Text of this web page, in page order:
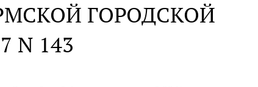
ГОРОДСКОЙ
N 143